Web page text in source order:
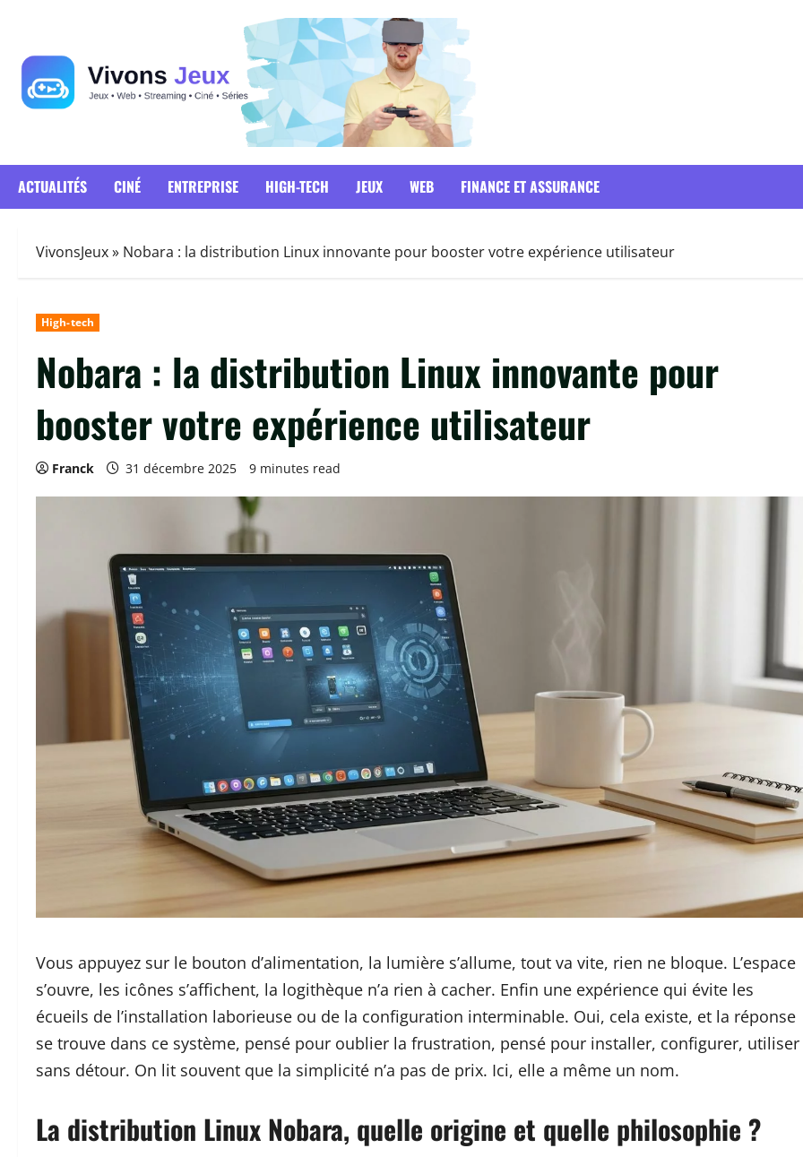
contenu
ACTUALITÉS CINÉ ENTREPRISE HIGH-TECH JEUX WEB FINANCE ET ASSURANCE
VivonsJeux» Nobara : la distribution Linux innovante pour booster votre expérience utilisateur
High-tech
Nobara : la distribution Linux innovante pour
booster votre expérience utilisateur
Franck 31 décembre 2025 9 minutes read
Vous appuyez sur le bouton d’alimentation, la lumière s’allume, tout va vite, rien ne bloque. L’espace
s’ouvre, les icônes s’affichent, la logithèque n’a rien à cacher. Enfin une expérience qui évite les
écueils de l’installation laborieuse ou de la configuration interminable. Oui, cela existe, et la réponse
se trouve dans ce système, pensé pour oublier la frustration, pensé pour installer, configurer, utiliser
sans détour. On lit souvent que la simplicité n’a pas de prix. Ici, elle a même un nom.
La distribution Linux Nobara, quelle origine et quelle philosophie ?